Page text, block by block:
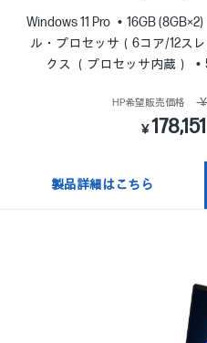
Windows 11 Pro 16GB (8GB×2)
ル・プロセッサ（6コア/12スレ
クス （プロセッサ内蔵）
HP希望販売価格
￥178,151
製品詳細はこちら